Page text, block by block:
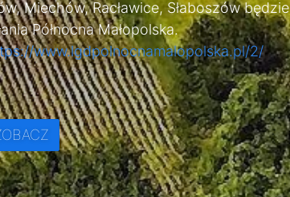
Miechów, Racławice, Słaboszów będzie
Północna Małopolska.
www.lgdpolnocnamalopolska.pl/2/